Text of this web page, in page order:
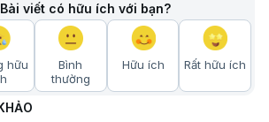
Bài viết có hữu ích với bạn?
hữu
Bình
thường
Hữu ích Rất hữu ích